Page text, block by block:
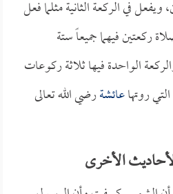
في الركعة الثانية مثلما فعل
ركعتين فيهما جميعاً ستة
الواحدة فيها ثلاثة ركوعات
روتهاعائشةرضي الله تعالى
الأخرى